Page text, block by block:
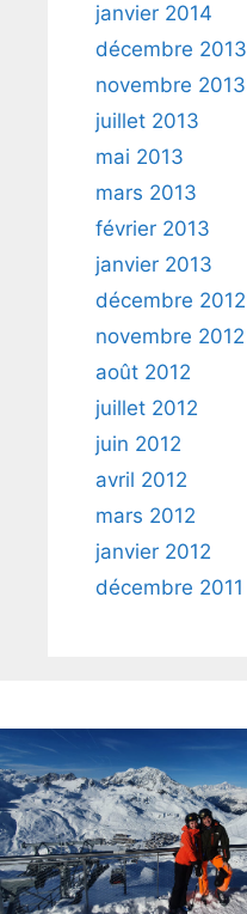
janvier 2014
décembre 2013
novembre 2013
juillet 2013
mai 2013
mars 2013
février 2013
janvier 2013
décembre 2012
novembre 2012
août 2012
juillet 2012
juin 2012
avril 2012
mars 2012
janvier 2012
décembre 2011